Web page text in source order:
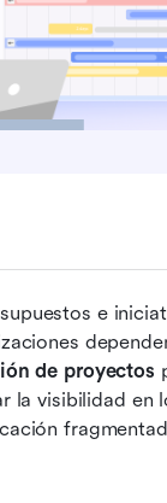
e
de proyectos
la visibilidad en